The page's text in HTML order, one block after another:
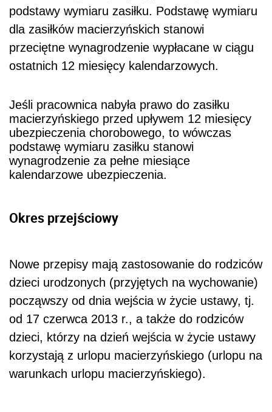
podstawy wymiaru zasiłku. Podstawę wymiaru
dla zasiłków macierzyńskich stanowi
przeciętne wynagrodzenie wypłacane w ciągu
ostatnich 12 miesięcy kalendarzowych.
Jeśli pracownica nabyła prawo do zasiłku
macierzyńskiego przed upływem 12 miesięcy
ubezpieczenia chorobowego, to wówczas
podstawę wymiaru zasiłku stanowi
wynagrodzenie za pełne miesiące
kalendarzowe ubezpieczenia.
Okres przejściowy
Nowe przepisy mają zastosowanie do rodziców
dzieci urodzonych (przyjętych na wychowanie)
począwszy od dnia wejścia w życie ustawy, tj.
od 17 czerwca 2013 r., a także do rodziców
dzieci, którzy na dzień wejścia w życie ustawy
korzystają z urlopu macierzyńskiego (urlopu na
warunkach urlopu macierzyńskiego).